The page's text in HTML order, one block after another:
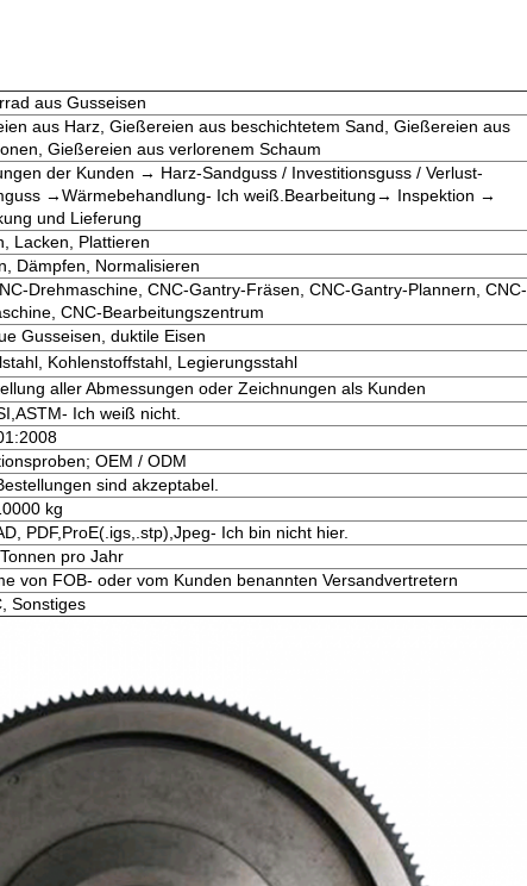
aus Gusseisen
aus Harz, Gießereien aus beschichtetem Sand, Gießereien aus
Gießereien aus verlorenem Schaum
der Kunden → Harz-Sandguss / Investitionsguss / Verlust-
→Wärmebehandlung- Ich weiß. Bearbeitung→ Inspektion →
und Lieferung
Lacken, Plattieren
Dämpfen, Normalisieren
Drehmaschine, CNC-Gantry-Fräsen, CNC-Gantry-Plannern, CNC-
CNC-Bearbeitungszentrum
Gusseisen, duktile Eisen
Kohlenstoffstahl, Legierungsstahl
aller Abmessungen oder Zeichnungen als Kunden
ASTM- Ich weiß nicht.
OEM / ODM
sind akzeptabel.
kg
PDF, ProE( .igs .stp), Jpeg- Ich bin nicht hier.
pro Jahr
von FOB- oder vom Kunden benannten Versandvertretern
Sonstiges